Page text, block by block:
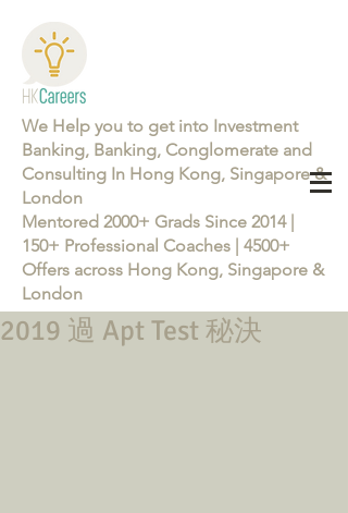
We Help you to get into Investment
Banking, Banking, Conglomerate and
Consulting In Hong Kong, Singapore &
London
Mentored 2000+ Grads Since 2014 |
150+ Professional Coaches | 4500+
Offers across Hong Kong, Singapore &
London
2019 過 Apt Test 秘決